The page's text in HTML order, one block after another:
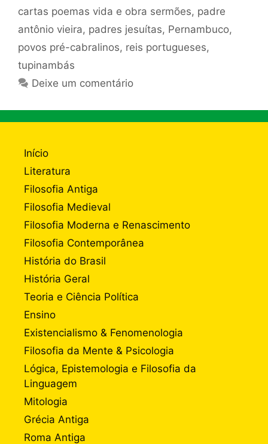
cartas poemas vida e obra sermões, padre
antônio vieira, padres jesuítas, Pernambuco,
povos pré-cabralinos, reis portugueses,
tupinambás
Deixe um comentário
Início
Literatura
Filosofia Antiga
Filosofia Medieval
Filosofia Moderna e Renascimento
Filosofia Contemporânea
História do Brasil
História Geral
Teoria e Ciência Política
Ensino
Existencialismo & Fenomenologia
Filosofia da Mente & Psicologia
Lógica, Epistemologia e Filosofia da
Linguagem
Mitologia
Grécia Antiga
Roma Antiga